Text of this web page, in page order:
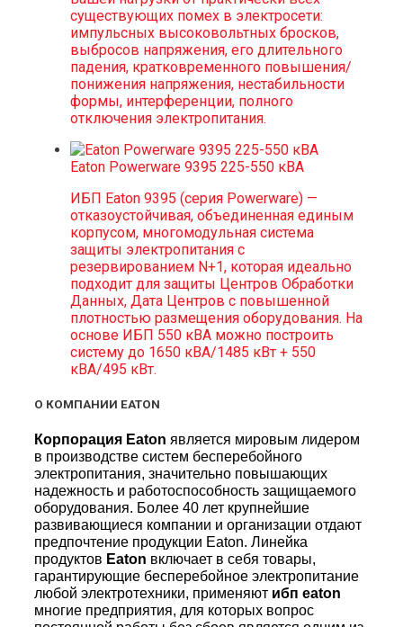
существующих помех в электросети:
импульсных высоковольтных бросков,
выбросов напряжения, его длительного
падения, кратковременного повышения/
понижения напряжения, нестабильности
формы, интерференции, полного
отключения электропитания.
Eaton Powerware 9395 225-550 кВА
ИБП Eaton 9395 (серия Powerware) —
отказоустойчивая, объединенная единым
корпусом, многомодульная система
защиты электропитания с
резервированием N+1, которая идеально
подходит для защиты Центров Обработки
Данных, Дата Центров с повышенной
плотностью размещения оборудования. На
основе ИБП 550 кВА можно построить
систему до 1650 кВА/1485 кВт + 550
кВА/495 кВт.
О КОМПАНИИ EATON
Корпорация Eaton является мировым лидером
в производстве систем бесперебойного
электропитания, значительно повышающих
надежность и работоспособность защищаемого
оборудования. Более 40 лет крупнейшие
развивающиеся компании и организации отдают
предпочтение продукции Eaton. Линейка
продуктов Eaton включает в себя товары,
гарантирующие бесперебойное электропитание
любой электротехники, применяют ибп eaton
многие предприятия, для которых вопрос